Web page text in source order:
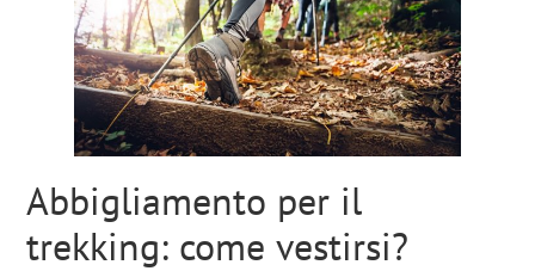
Abbigliamento per il
trekking: come vestirsi?